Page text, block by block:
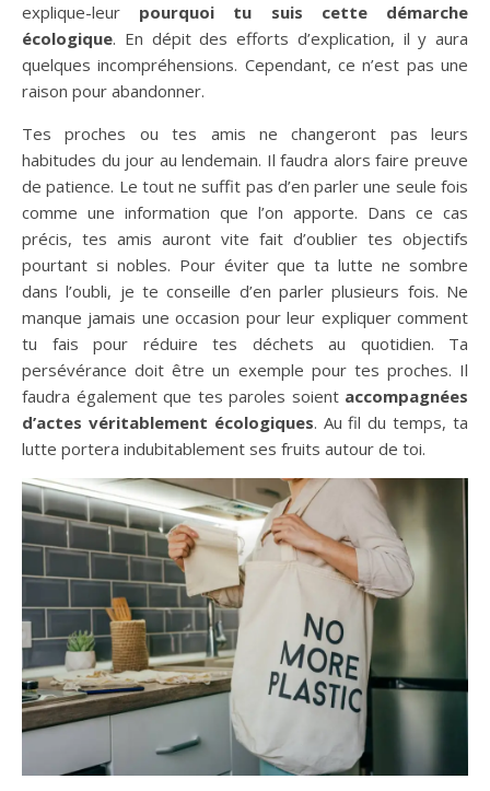
explique-leur pourquoi tu suis cette démarche
écologique. En dépit des efforts d’explication, il y aura
quelques incompréhensions. Cependant, ce n’est pas une
raison pour abandonner.
Tes proches ou tes amis ne changeront pas leurs
habitudes du jour au lendemain. Il faudra alors faire preuve
de patience. Le tout ne suffit pas d’en parler une seule fois
comme une information que l’on apporte. Dans ce cas
précis, tes amis auront vite fait d’oublier tes objectifs
pourtant si nobles. Pour éviter que ta lutte ne sombre
dans l’oubli, je te conseille d’en parler plusieurs fois. Ne
manque jamais une occasion pour leur expliquer comment
tu fais pour réduire tes déchets au quotidien. Ta
persévérance doit être un exemple pour tes proches. Il
faudra également que tes paroles soient accompagnées
d’actes véritablement écologiques. Au fil du temps, ta
lutte portera indubitablement ses fruits autour de toi.